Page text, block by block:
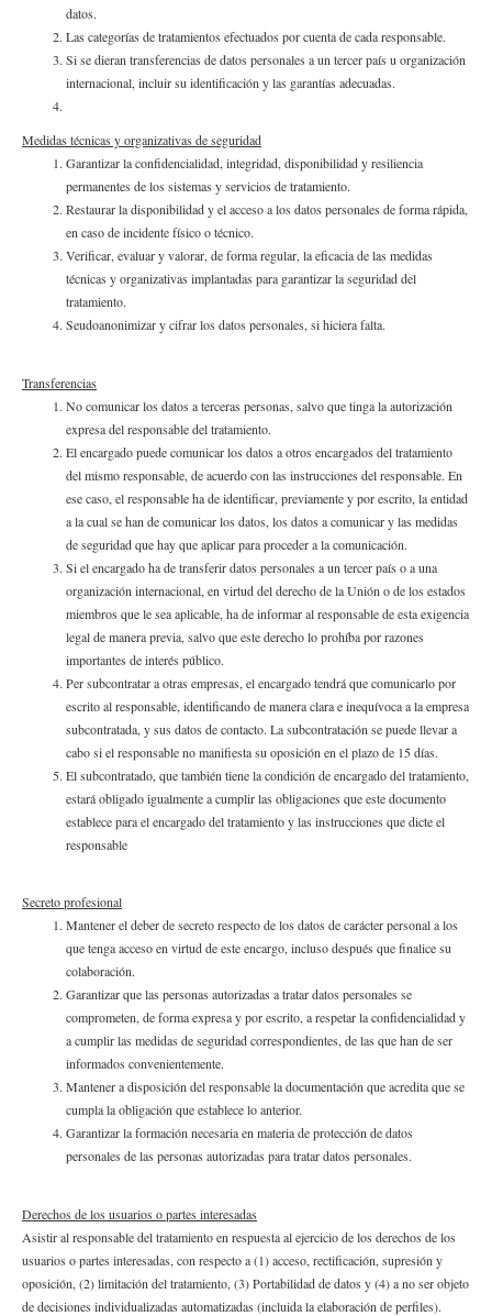
datos.
Las categorías de tratamientos efectuados por cuenta de cada responsable.
Si se dieran transferencias de datos personales a un tercer país u organización
internacional, incluir su identificación y las garantías adecuadas.
Medidas técnicas y organizativas de seguridad
Garantizar la confidencialidad, integridad, disponibilidad y resiliencia
permanentes de los sistemas y servicios de tratamiento.
Restaurar la disponibilidad y el acceso a los datos personales de forma rápida,
en caso de incidente físico o técnico.
Verificar, evaluar y valorar, de forma regular, la eficacia de las medidas
técnicas y organizativas implantadas para garantizar la seguridad del
tratamiento.
Seudoanonimizar y cifrar los datos personales, si hiciera falta.
Transferencias
No comunicar los datos a terceras personas, salvo que tinga la autorización
expresa del responsable del tratamiento.
El encargado puede comunicar los datos a otros encargados del tratamiento
del mismo responsable, de acuerdo con las instrucciones del responsable. En
ese caso, el responsable ha de identificar, previamente y por escrito, la entidad
a la cual se han de comunicar los datos, los datos a comunicar y las medidas
de seguridad que hay que aplicar para proceder a la comunicación.
Si el encargado ha de transferir datos personales a un tercer país o a una
organización internacional, en virtud del derecho de la Unión o de los estados
miembros que le sea aplicable, ha de informar al responsable de esta exigencia
legal de manera previa, salvo que este derecho lo prohíba por razones
importantes de interés público.
Per subcontratar a otras empresas, el encargado tendrá que comunicarlo por
escrito al responsable, identificando de manera clara e inequívoca a la empresa
subcontratada, y sus datos de contacto. La subcontratación se puede llevar a
cabo si el responsable no manifiesta su oposición en el plazo de 15 días.
El subcontratado, que también tiene la condición de encargado del tratamiento,
estará obligado igualmente a cumplir las obligaciones que este documento
establece para el encargado del tratamiento y las instrucciones que dicte el
responsable
Secreto profesional
Mantener el deber de secreto respecto de los datos de carácter personal a los
que tenga acceso en virtud de este encargo, incluso después que finalice su
colaboración.
Garantizar que las personas autorizadas a tratar datos personales se
comprometen, de forma expresa y por escrito, a respetar la confidencialidad y
a cumplir las medidas de seguridad correspondientes, de las que han de ser
informados convenientemente.
Mantener a disposición del responsable la documentación que acredita que se
cumpla la obligación que establece lo anterior.
Garantizar la formación necesaria en materia de protección de datos
personales de las personas autorizadas para tratar datos personales.
Derechos de los usuarios o partes interesadas
Asistir al responsable del tratamiento en respuesta al ejercicio de los derechos de los
usuarios o partes interesadas, con respecto a (1) acceso, rectificación, supresión y
oposición, (2) limitación del tratamiento, (3) Portabilidad de datos y (4) a no ser objeto
de decisiones individualizadas automatizadas (incluida la elaboración de perfiles).